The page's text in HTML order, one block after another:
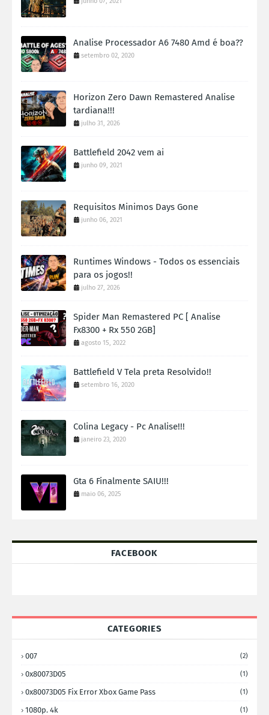
Analise Processador A6 7480 Amd é boa??
setembro 02, 2020
Horizon Zero Dawn Remastered Analise
tardiana!!!
julho 31, 2026
Battlefield 2042 vem ai
junho 09, 2021
Requisitos Minimos Days Gone
junho 06, 2021
Runtimes Windows - Todos os essenciais
para os jogos!!
julho 27, 2026
Spider Man Remastered PC [ Analise
Fx8300 + Rx 550 2GB]
agosto 15, 2022
Battlefield V Tela preta Resolvido!!
setembro 16, 2020
Colina Legacy - Pc Analise!!!
janeiro 23, 2020
Gta 6 Finalmente SAIU!!!
maio 06, 2025
FACEBOOK
CATEGORIES
007 (2)
0x80073D05 (1)
0x80073D05 Fix Error Xbox Game Pass (1)
1080p. 4k (1)